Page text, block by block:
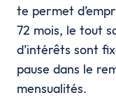
te permet
72 mois, le tout
d’intérêts sont
pause dans le
mensualités.